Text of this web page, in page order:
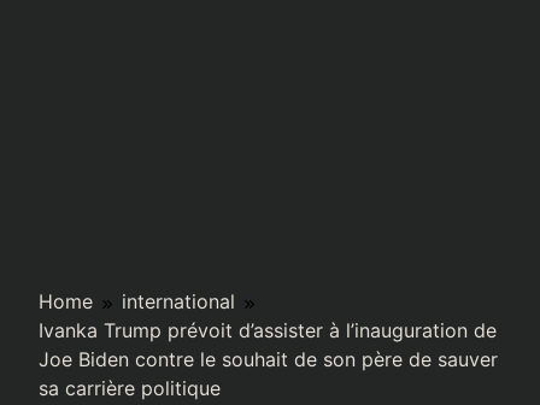
Home
international
Ivanka Trump prévoit d’assister à l’inauguration de
Joe Biden contre le souhait de son père de sauver
sa carrière politique